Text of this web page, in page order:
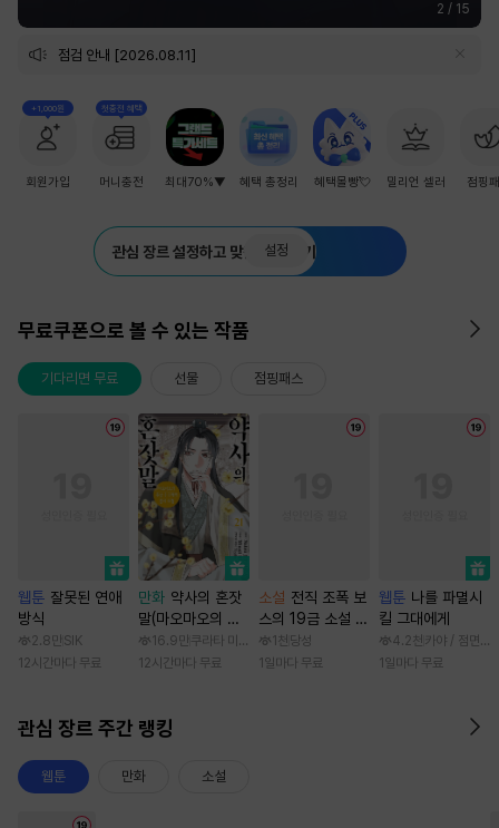
2 / 15
점검 안내 [2026.08.11]
+1,000원
회원가입
첫충전 혜택
머니충전 최대70%▼ 혜택 총정리 혜택몰빵💘 밀리언 셀러 점핑
관심 장르 설정하고 맞춤 추천 받기
설정
무료쿠폰으로 볼 수 있는 작품
기다리면 무료 선물 점핑패스
웹툰 잘못된 연애
방식
2.8만 SIK
12시간마다 무료
만화 약사의 혼잣
말(마오마오의 후
궁 수수께끼 풀이
수첩)
16.9만 쿠라타 미노지 / 휴우가 나츠
12시간마다 무료
소설 전직 조폭 보
스의 19금 소설 속
가정부 빙의기
1천 당성
1일마다 무료
웹툰 나를 파멸시
킬 그대에게
4.2천 카야 / 점면, (
1일마다 무료
관심 장르 주간 랭킹
웹툰 만화 소설